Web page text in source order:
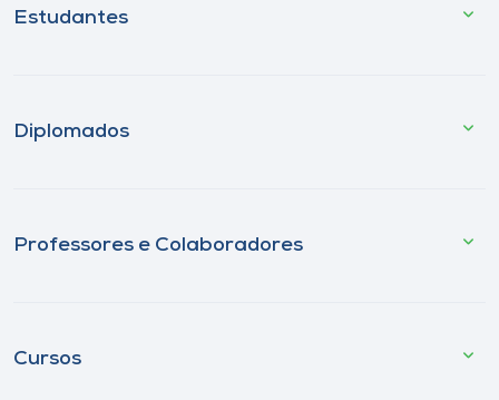
Estudantes
Diplomados
Professores e Colaboradores
Cursos